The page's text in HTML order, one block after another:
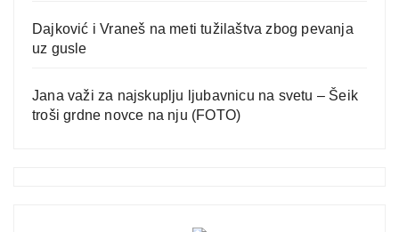
Dajković i Vraneš na meti tužilaštva zbog pevanja
uz gusle
Jana važi za najskuplju ljubavnicu na svetu – Šeik
troši grdne novce na nju (FOTO)